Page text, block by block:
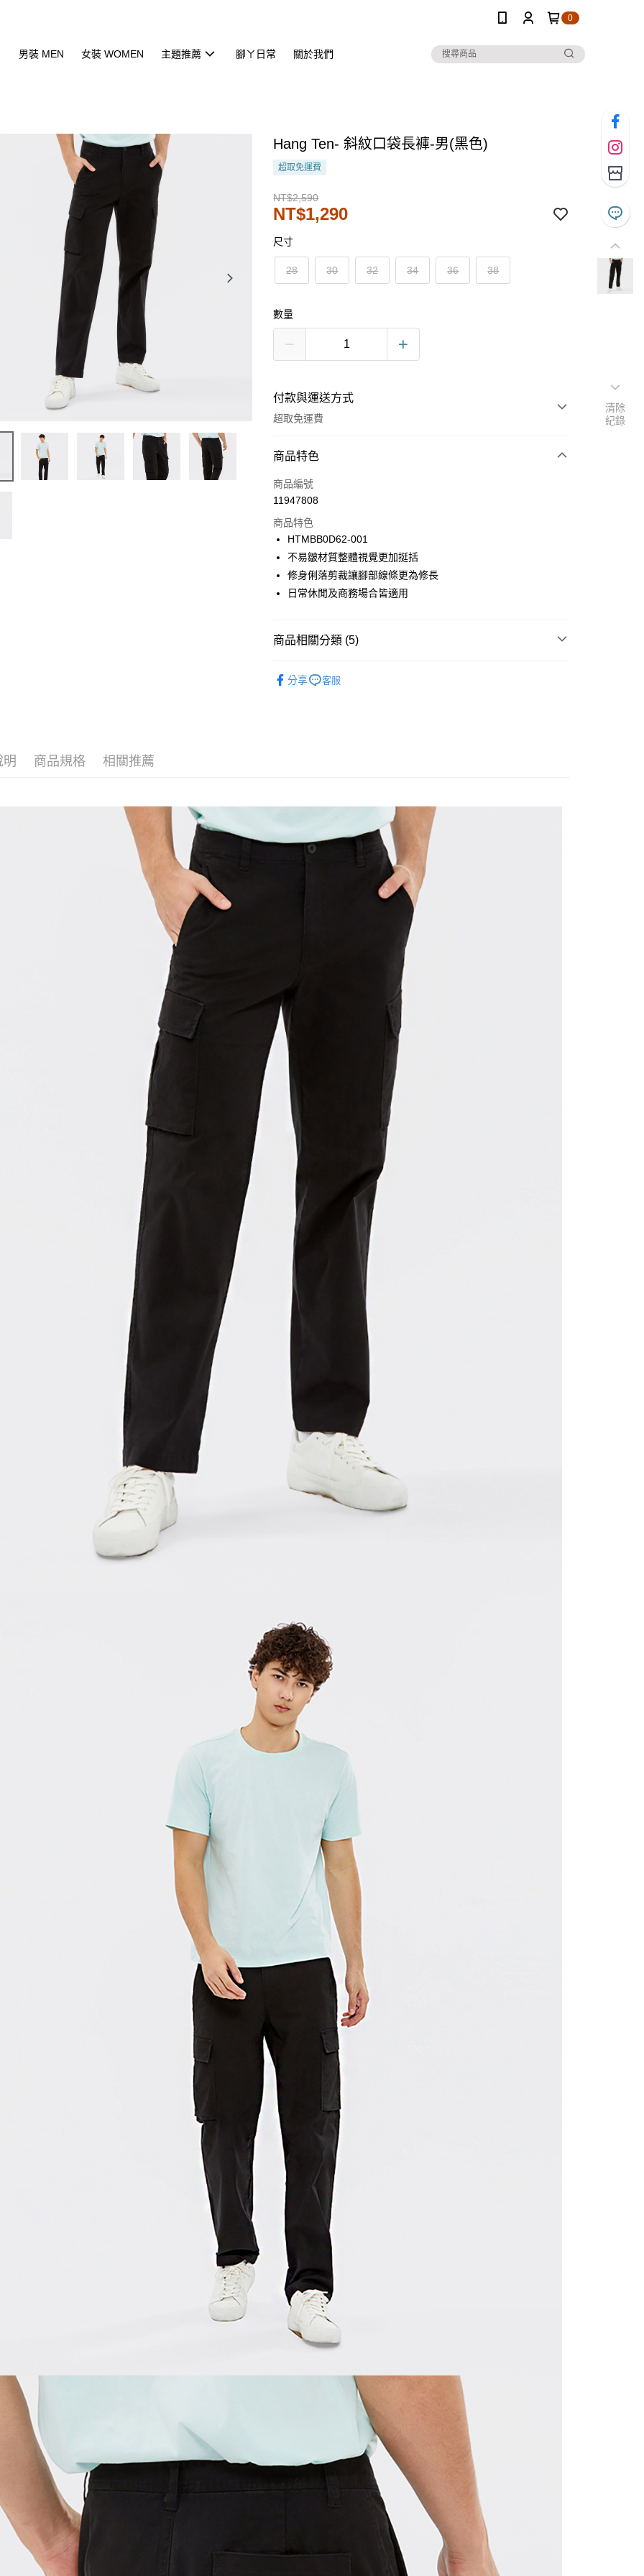
0
男裝 MEN 女裝 WOMEN 主題推薦 腳ㄚ日常 關於我們
Hang Ten- 斜紋口袋長褲-男(黑色)
超取免運費
NT$2,590
NT$1,290
尺寸
28 30 32 34 36 38
數量
付款與運送方式
超取免運費
付款方式
信用卡一次付款
Apple Pay
街口支付
悠遊付
貨到付款
運送方式
宅配(本島)
宅配(離島)
每筆NT$130，滿NT$1,000(含以上)免運費
商品特色
商品編號
11947808
商品特色
HTMBB0D62-001
不易皺材質整體視覺更加挺括
修身俐落剪裁讓腳部線條更為修長
日常休閒及商務場合皆適用
商品相關分類 (5)
分享 客服
明 商品規格 相關推薦
清除
紀錄